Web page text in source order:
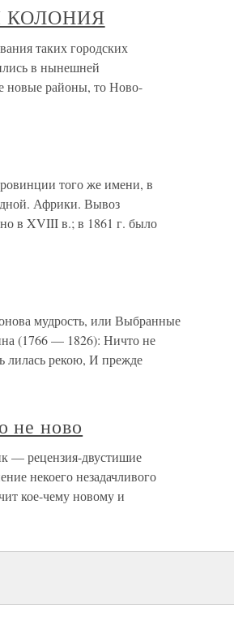
КОЛОНИЯ
таких городских
в нынешней
новые районы, то Ново-
того же имени, в
Африки. Вывоз
в XVIII в.; в 1861 г. было
мудрость, или Выбранные
(1766 — 1826): Ничто не
лилась рекою, И прежде
не ново
— рецензия-двустишие
некоего незадачливого
кое-чему новому и